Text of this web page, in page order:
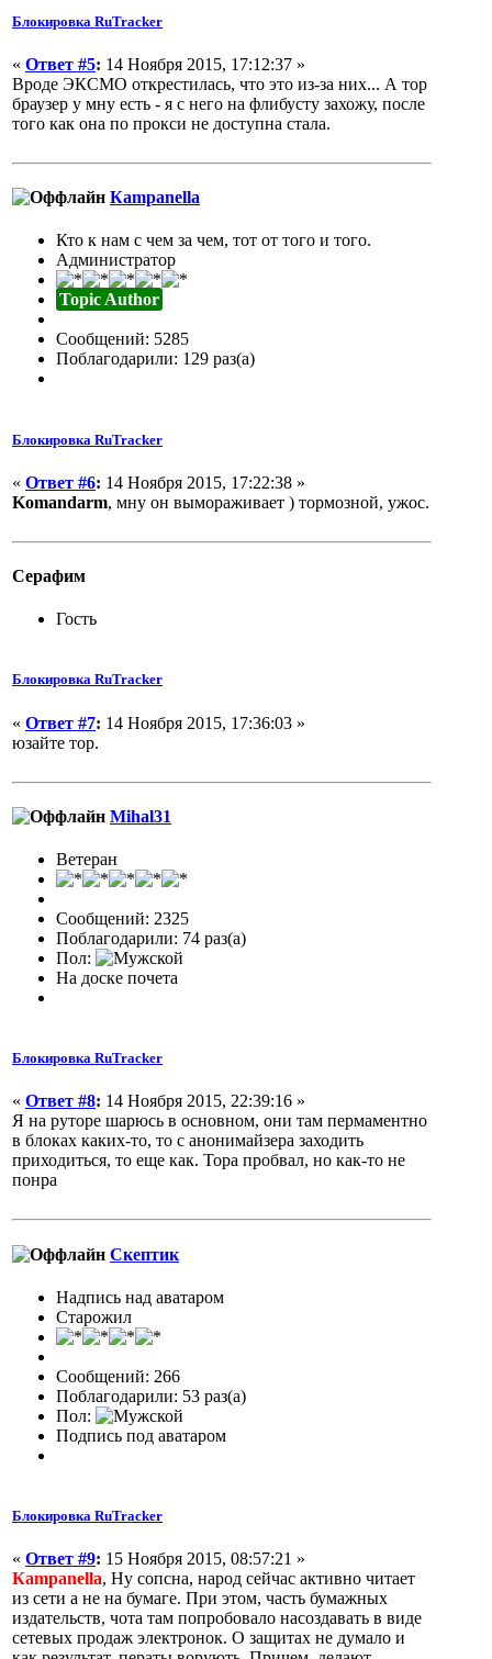
Блокировка RuTracker
« Ответ #5: 14 Ноября 2015, 17:12:37 »
Вроде ЭКСМО открестилась, что это из-за них... А тор
браузер у мну есть - я с него на флибусту захожу, после
того как она по прокси не доступна стала.
Кampanella
Кто к нам с чем за чем, тот от того и того.
Администратор
Topic Author
Сообщений: 5285
Поблагодарили: 129 раз(а)
Блокировка RuTracker
« Ответ #6: 14 Ноября 2015, 17:22:38 »
Komandarm, мну он вымораживает ) тормозной, ужос.
Серафим
Гость
Блокировка RuTracker
« Ответ #7: 14 Ноября 2015, 17:36:03 »
юзайте тор.
Mihal31
Ветеран
Сообщений: 2325
Поблагодарили: 74 раз(а)
Пол:
На доске почета
Блокировка RuTracker
« Ответ #8: 14 Ноября 2015, 22:39:16 »
Я на руторе шарюсь в основном, они там пермаментно
в блоках каких-то, то с анонимайзера заходить
приходиться, то еще как. Тора пробвал, но как-то не
понра
Скептик
Надпись над аватаром
Старожил
Сообщений: 266
Поблагодарили: 53 раз(а)
Пол:
Подпись под аватаром
Блокировка RuTracker
« Ответ #9: 15 Ноября 2015, 08:57:21 »
Кampanella, Ну сопсна, народ сейчас активно читает
из сети а не на бумаге. При этом, часть бумажных
издательств, чота там попробовало насоздавать в виде
сетевых продаж электронок. О защитах не думало и